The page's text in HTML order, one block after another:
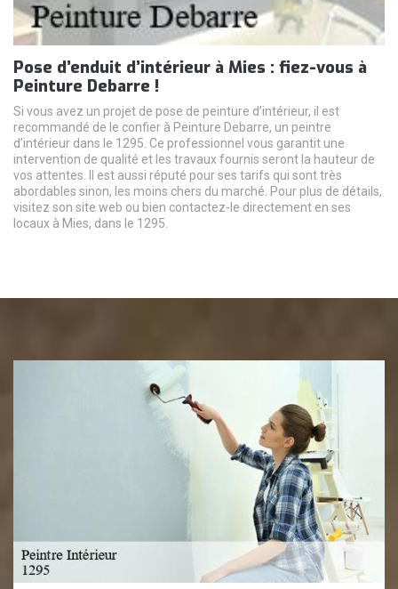
Pose d’enduit d’intérieur à Mies : fiez-vous à
Peinture Debarre !
Si vous avez un projet de pose de peinture d’intérieur, il est
recommandé de le confier à Peinture Debarre, un peintre
d’intérieur dans le 1295. Ce professionnel vous garantit une
intervention de qualité et les travaux fournis seront la hauteur de
vos attentes. Il est aussi réputé pour ses tarifs qui sont très
abordables sinon, les moins chers du marché. Pour plus de détails,
visitez son site web ou bien contactez-le directement en ses
locaux à Mies, dans le 1295.